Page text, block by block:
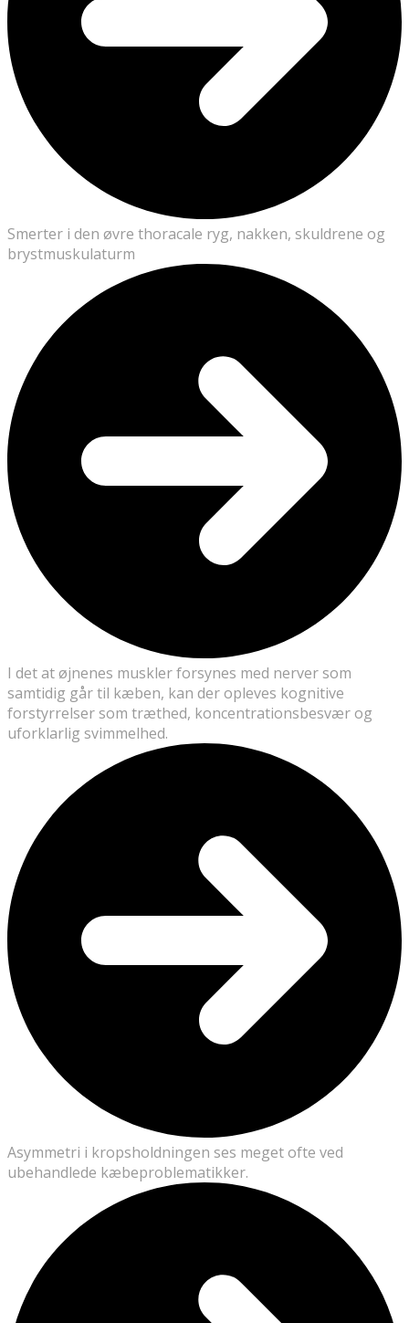
Smerter i den øvre thoracale ryg, nakken, skuldrene og
brystmuskulaturm
I det at øjnenes muskler forsynes med nerver som
samtidig går til kæben, kan der opleves kognitive
forstyrrelser som træthed, koncentrationsbesvær og
uforklarlig svimmelhed.
Asymmetri i kropsholdningen ses meget ofte ved
ubehandlede kæbeproblematikker.